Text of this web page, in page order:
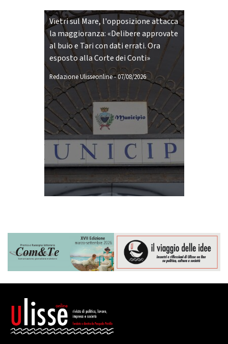
Vietri sul Mare, l'opposizione attacca
la maggioranza: «Delibere approvate
al buio e Tari con dati errati. Ora
esposto alla Corte dei Conti»
Redazione Ulisseonline-07/08/2026